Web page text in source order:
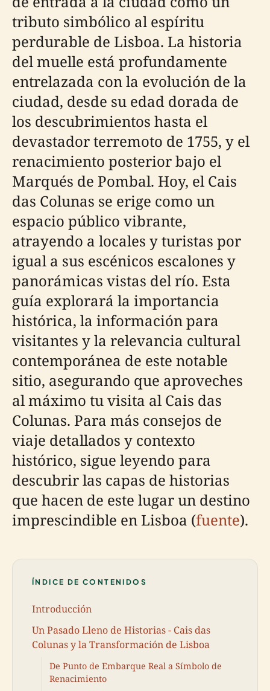
tributo simbólico al espíritu
perdurable de Lisboa. La historia
del muelle está profundamente
entrelazada con la evolución de la
ciudad, desde su edad dorada de
los descubrimientos hasta el
devastador terremoto de 1755, y el
renacimiento posterior bajo el
Marqués de Pombal. Hoy, el Cais
das Colunas se erige como un
espacio público vibrante,
atrayendo a locales y turistas por
igual a sus escénicos escalones y
panorámicas vistas del río. Esta
guía explorará la importancia
histórica, la información para
visitantes y la relevancia cultural
contemporánea de este notable
sitio, asegurando que aproveches
al máximo tu visita al Cais das
Colunas. Para más consejos de
viaje detallados y contexto
histórico, sigue leyendo para
descubrir las capas de historias
que hacen de este lugar un destino
imprescindible en Lisboa (fuente).
ÍNDICE DE CONTENIDOS
Introducción
Un Pasado Lleno de Historias - Cais das
Colunas y la Transformación de Lisboa
De Punto de Embarque Real a Símbolo de
Renacimiento